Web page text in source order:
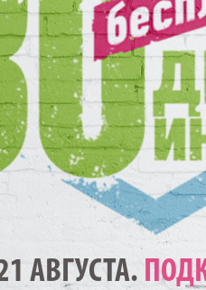
АВГУСТА.